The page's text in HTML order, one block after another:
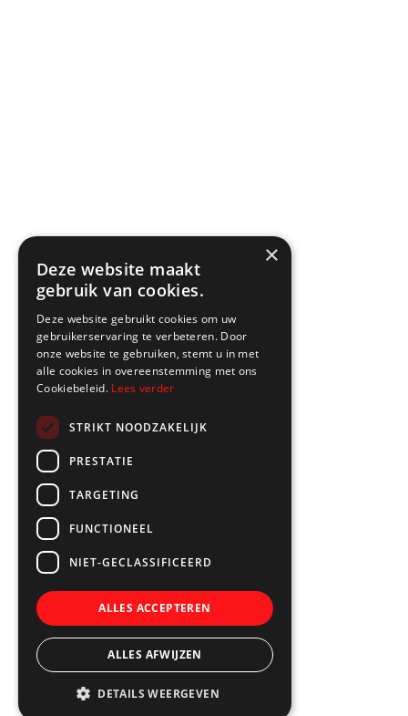
×
Deze website maakt
gebruik van cookies.
Deze website gebruikt cookies om uw
gebruikerservaring te verbeteren. Door
onze website te gebruiken, stemt u in met
alle cookies in overeenstemming met ons
Cookiebeleid. Lees verder
STRIKT NOODZAKELIJK
PRESTATIE
TARGETING
FUNCTIONEEL
NIET-GECLASSIFICEERD
ALLES ACCEPTEREN
ALLES AFWIJZEN
DETAILS WEERGEVEN